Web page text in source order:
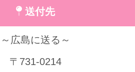
送付先
～広島に送る～
〒731-0214